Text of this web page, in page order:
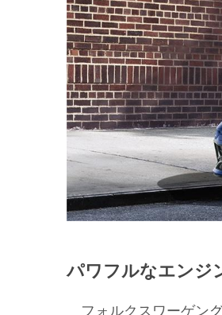
パワフルなエンジ
フォルクスワーゲン